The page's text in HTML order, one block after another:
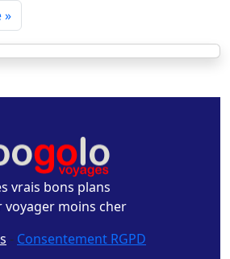
»
vrais bons plans
voyager moins cher
- Consentement RGPD